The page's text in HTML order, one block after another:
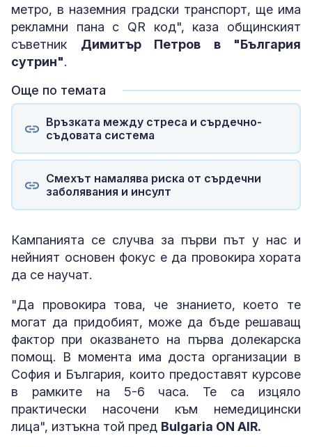
метро, в наземния градски транспорт, ще има
рекламни пана с QR код", каза общинският
съветник Димитър Петров в "България
сутрин".
Още по темата
Връзката между стреса и сърдечно-
съдовата система
Смехът намалява риска от сърдечни
заболявания и инсулт
Кампанията се случва за първи път у нас и
нейният основен фокус е да провокира хората
да се научат.
"Да провокира това, че знанието, което те
могат да придобият, може да бъде решаващ
фактор при оказването на първа долекарска
помощ. В момента има доста организации в
София и България, които предоставят курсове
в рамките на 5-6 часа. Те са изцяло
практически насочени към немедицински
лица", изтъкна той пред Bulgaria ON AIR.